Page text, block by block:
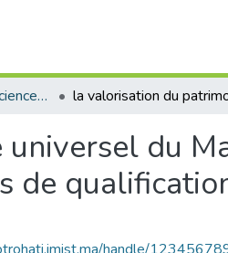
CEDoc en Lettres, Sciences Humaines, Arts et Sciences de l’Education (CED - LSHASE)
du
de